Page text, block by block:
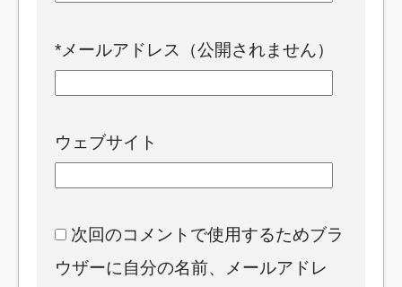
*メールアドレス（公開されません）
ウェブサイト
次回のコメントで使用するためブラ
ウザーに自分の名前、メールアドレ